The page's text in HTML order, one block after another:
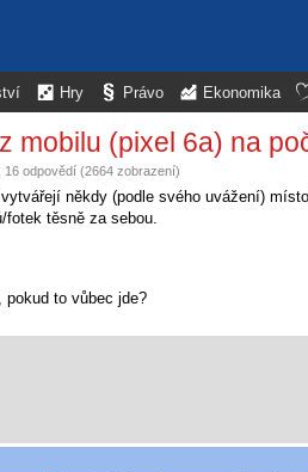
Hry Právo Ekonomika
mobilu (pixel 6a) na
16 odpovědí (2664 zobrazení)
někdy (podle svého uvážení)
fotek těsně za sebou.
to vůbec jde?